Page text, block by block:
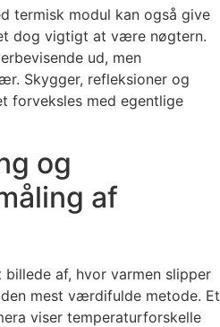
termisk modul kan også give
dog vigtigt at være nøgtern.
ud, men
Skygger, refleksioner og
forveksles med egentlige
og
af
af, hvor varmen slipper
mest værdifulde metode. Et
viser temperaturforskelle